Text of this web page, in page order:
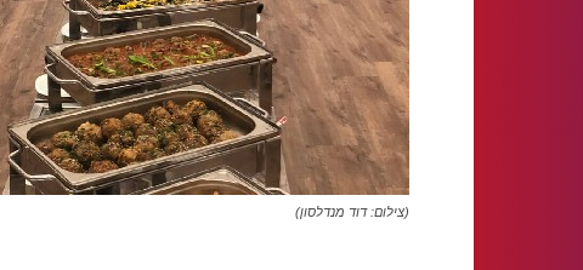
(צילום: דוד מנדלסון)